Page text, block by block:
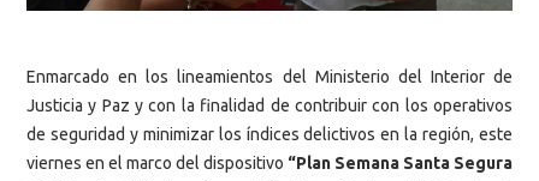
Enmarcado en los lineamientos del Ministerio del Interior de
Justicia y Paz y con la finalidad de contribuir con los operativos
de seguridad y minimizar los índices delictivos en la región, este
viernes en el marco del dispositivo “Plan Semana Santa Segura